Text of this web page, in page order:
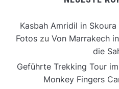
Kasbah Amridil in
Fotoszu Von Marrakech
die
Geführte Trekking Tour
Monkey Fingers